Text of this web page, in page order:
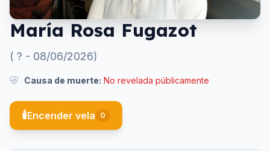
María Rosa Fugazot
( ? - 08/06/2026)
Causa de muerte: No revelada públicamente
🕯️Encender vela 0